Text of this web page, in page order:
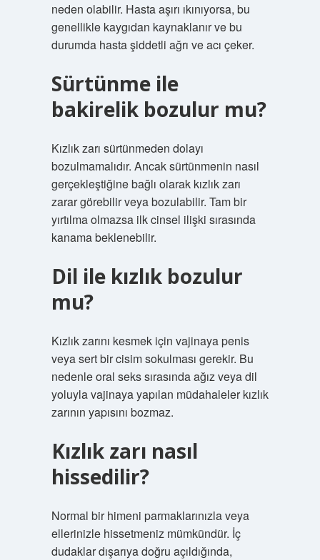
neden olabilir. Hasta aşırı ıkınıyorsa, bu
genellikle kaygıdan kaynaklanır ve bu
durumda hasta şiddetli ağrı ve acı çeker.
Sürtünme ile
bakirelik bozulur mu?
Kızlık zarı sürtünmeden dolayı
bozulmamalıdır. Ancak sürtünmenin nasıl
gerçekleştiğine bağlı olarak kızlık zarı
zarar görebilir veya bozulabilir. Tam bir
yırtılma olmazsa ilk cinsel ilişki sırasında
kanama beklenebilir.
Dil ile kızlık bozulur
mu?
Kızlık zarını kesmek için vajinaya penis
veya sert bir cisim sokulması gerekir. Bu
nedenle oral seks sırasında ağız veya dil
yoluyla vajinaya yapılan müdahaleler kızlık
zarının yapısını bozmaz.
Kızlık zarı nasıl
hissedilir?
Normal bir himeni parmaklarınızla veya
ellerinizle hissetmeniz mümkündür. İç
dudaklar dışarıya doğru açıldığında,